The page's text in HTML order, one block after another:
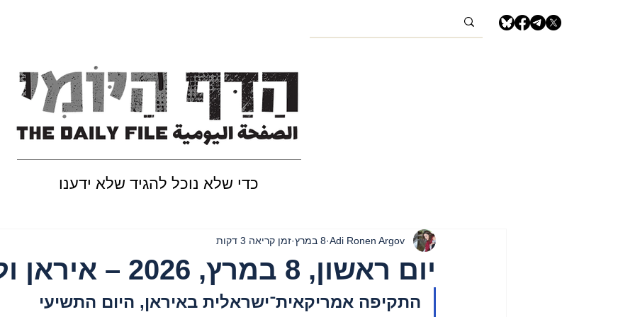
כדי שלא נוכל להגיד שלא ידענו
יום ראשון, 8 במרץ, 2026 – איראן ולבנון
Adi Ronen Argov 8 במרץ זמן קריאה 3 דקות
התקיפה אמריקאית־ישראלית באיראן, היום התשיעי